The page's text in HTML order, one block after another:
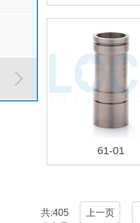
61-01
共:405
上一页